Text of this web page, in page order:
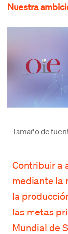
Nuestra
Tamaño de
Contribuir a
mediante la
la
las metas
Mundial de